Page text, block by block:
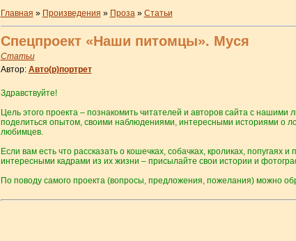
Главная » Произведения » Проза » Статьи
Спецпроект «Наши питомцы». Муся
Статьи
Автор: Авто(р)портрет
Здравствуйте!
Цель этого проекта – познакомить читателей и авторов сайта с
поделиться опытом, своими наблюдениями, интересными историями о
любимцев.
Если вам есть что рассказать о кошечках, собачках, кроликах,
интересными кадрами из их жизни – присылайте свои истории и
По поводу самого проекта (вопросы, предложения, пожелания) можно